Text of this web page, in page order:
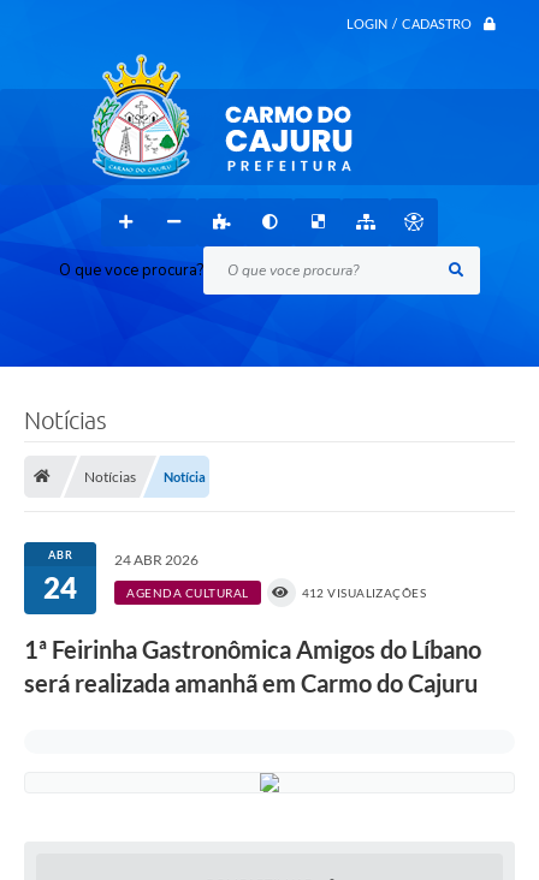
LOGIN / CADASTRO
O que voce procura?
Notícias
Notícias Notícia
ABR
24
24 ABR 2026
AGENDA CULTURAL 412 VISUALIZAÇÕES
1ª Feirinha Gastronômica Amigos do Líbano
será realizada amanhã em Carmo do Cajuru